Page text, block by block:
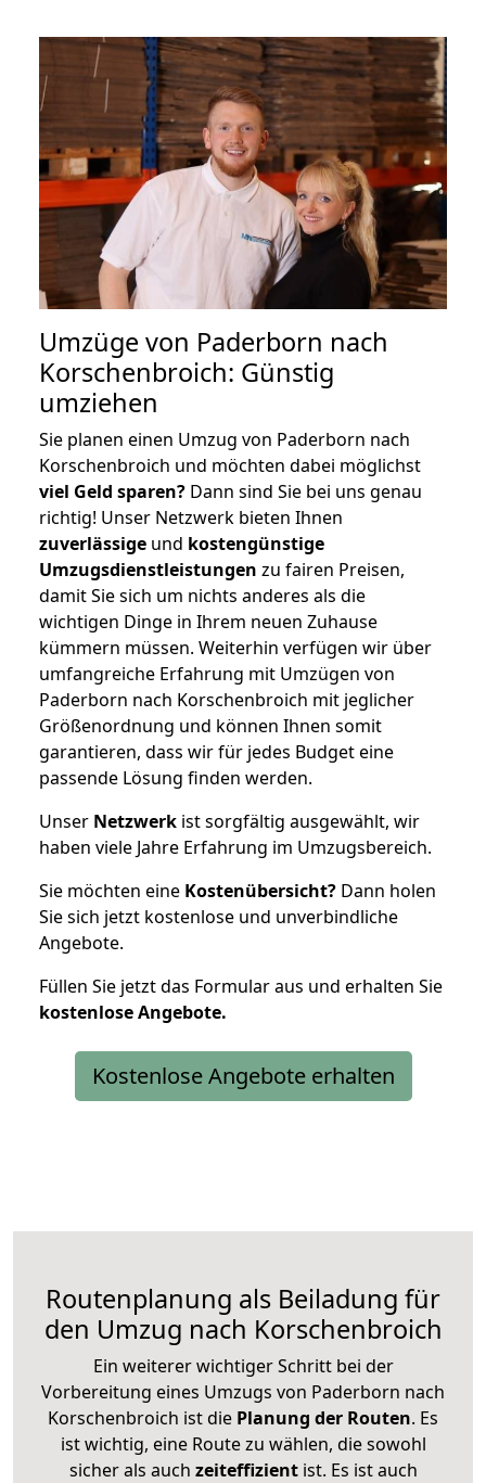
Umzüge von Paderborn nach
Korschenbroich: Günstig
umziehen
Sie planen einen Umzug von Paderborn nach
Korschenbroich und möchten dabei möglichst
viel Geld sparen? Dann sind Sie bei uns genau
richtig! Unser Netzwerk bieten Ihnen
zuverlässige und kostengünstige
Umzugsdienstleistungen zu fairen Preisen,
damit Sie sich um nichts anderes als die
wichtigen Dinge in Ihrem neuen Zuhause
kümmern müssen. Weiterhin verfügen wir über
umfangreiche Erfahrung mit Umzügen von
Paderborn nach Korschenbroich mit jeglicher
Größenordnung und können Ihnen somit
garantieren, dass wir für jedes Budget eine
passende Lösung finden werden.
Unser Netzwerk ist sorgfältig ausgewählt, wir
haben viele Jahre Erfahrung im Umzugsbereich.
Sie möchten eine Kostenübersicht? Dann holen
Sie sich jetzt kostenlose und unverbindliche
Angebote.
Füllen Sie jetzt das Formular aus und erhalten Sie
kostenloseAngebote.
Kostenlose Angebote erhalten
Routenplanung als Beiladung für
den Umzug nach Korschenbroich
Ein weiterer wichtiger Schritt bei der
Vorbereitung eines Umzugs von Paderborn nach
Korschenbroich ist die Planung der Routen. Es
ist wichtig, eine Route zu wählen, die sowohl
sicher als auch zeiteffizientist. Es ist auch